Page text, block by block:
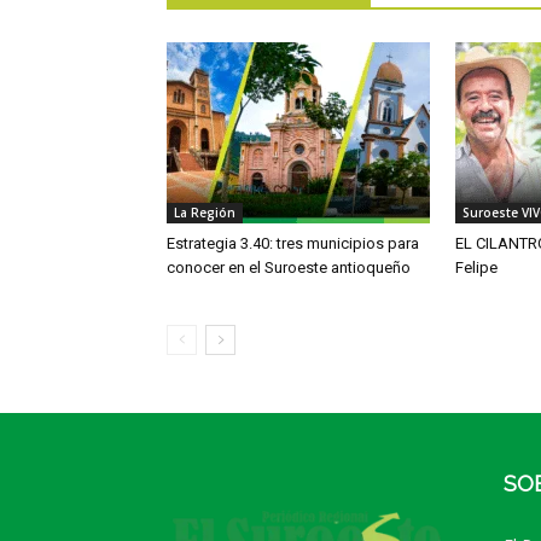
La Región
Estrategia 3.40: tres municipios para
conocer en el Suroeste antioqueño
Suroeste
EL
Felipe